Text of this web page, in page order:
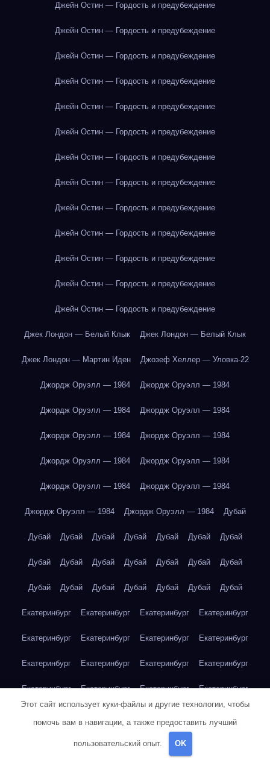
Джейн Остин — Гордость и предубеждение
Джейн Остин — Гордость и предубеждение
Джейн Остин — Гордость и предубеждение
Джейн Остин — Гордость и предубеждение
Джейн Остин — Гордость и предубеждение
Джейн Остин — Гордость и предубеждение
Джейн Остин — Гордость и предубеждение
Джейн Остин — Гордость и предубеждение
Джейн Остин — Гордость и предубеждение
Джейн Остин — Гордость и предубеждение
Джейн Остин — Гордость и предубеждение
Джейн Остин — Гордость и предубеждение
Джейн Остин — Гордость и предубеждение
Джек Лондон — Белый Клык Джек Лондон — Белый Клык
Джек Лондон — Мартин Иден Джозеф Хеллер — Уловка-22
Джордж Оруэлл — 1984 Джордж Оруэлл — 1984
Джордж Оруэлл — 1984 Джордж Оруэлл — 1984
Джордж Оруэлл — 1984 Джордж Оруэлл — 1984
Джордж Оруэлл — 1984 Джордж Оруэлл — 1984
Джордж Оруэлл — 1984 Джордж Оруэлл — 1984
Джордж Оруэлл — 1984 Джордж Оруэлл — 1984 Дубай
Дубай Дубай Дубай Дубай Дубай Дубай Дубай
Дубай Дубай Дубай Дубай Дубай Дубай Дубай
Дубай Дубай Дубай Дубай Дубай Дубай Дубай
Екатеринбург Екатеринбург Екатеринбург Екатеринбург
Екатеринбург Екатеринбург Екатеринбург Екатеринбург
Екатеринбург Екатеринбург Екатеринбург Екатеринбург
Екатеринбург Екатеринбург Екатеринбург Екатеринбург
Жюль Верн — 20 000 лье под водой
Этот сайт использует куки-файлы и другие технологии, чтобы
помочь вам в навигации, а также предоставить лучший
пользовательский опыт. OK